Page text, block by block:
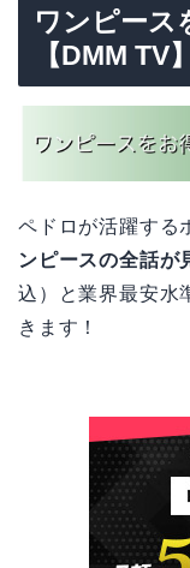
ワンピース
【DMM TV
ペドロが活躍する
ンピースの全話が
込）と業界最安水
きます！